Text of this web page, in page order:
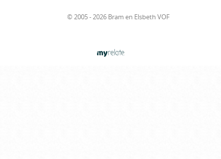
© 2005 - 2026 Bram en Elsbeth VOF